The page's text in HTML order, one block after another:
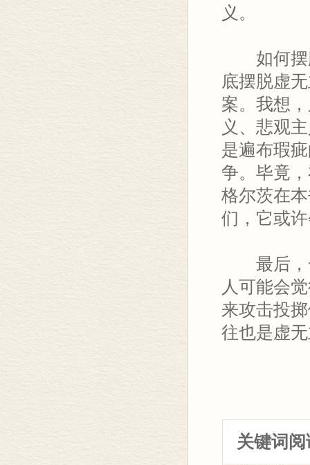
义。
如何摆脱
底摆脱虚
案。我想
义、悲观
是遍布瑕
争。毕竟
格尔茨在
们，它或
最后，一
人可能会
来攻击投
往也是虚
关键词阅